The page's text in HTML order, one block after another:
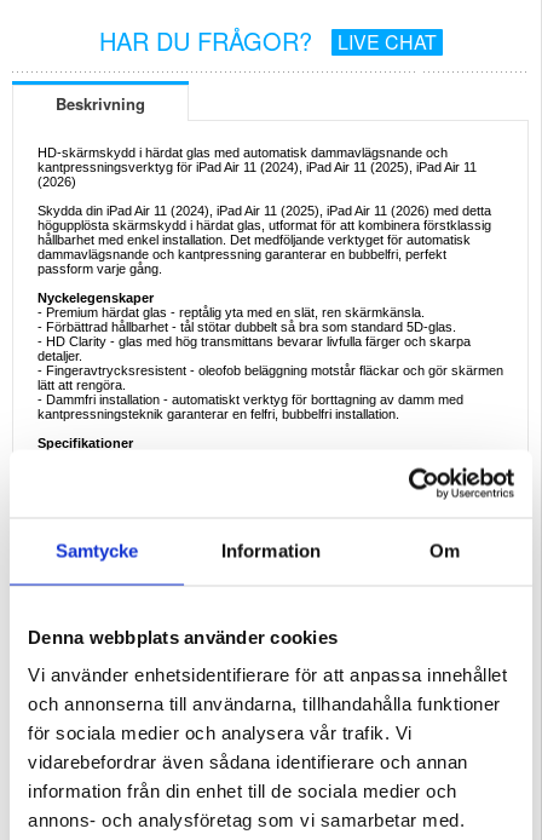
Samtycke Information Om
Denna webbplats använder cookies
Vi använder enhetsidentifierare för att anpassa innehållet
och annonserna till användarna, tillhandahålla funktioner
för sociala medier och analysera vår trafik. Vi
vidarebefordrar även sådana identifierare och annan
information från din enhet till de sociala medier och
annons- och analysföretag som vi samarbetar med.
HAR DU FRÅGOR? LIVE CHAT
Beskrivning
HD-skärmskydd i härdat glas med automatisk dammavlägsnande och
kantpressningsverktyg för iPad Air 11 (2024), iPad Air 11 (2025), iPad Air 11
(2026)
Skydda din iPad Air 11 (2024), iPad Air 11 (2025), iPad Air 11 (2026) med detta
högupplösta skärmskydd i härdat glas, utformat för att kombinera förstklassig
hållbarhet med enkel installation. Det medföljande verktyget för automatisk
dammavlägsnande och kantpressning garanterar en bubbelfri, perfekt
passform varje gång.
Nyckelegenskaper
- Premium härdat glas - reptålig yta med en slät, ren skärmkänsla.
- Förbättrad hållbarhet - tål stötar dubbelt så bra som standard 5D-glas.
- HD Clarity - glas med hög transmittans bevarar livfulla färger och skarpa
detaljer.
- Fingeravtrycksresistent - oleofob beläggning motstår fläckar och gör skärmen
lätt att rengöra.
- Dammfri installation - automatiskt verktyg för borttagning av damm med
kantpressningsteknik garanterar en felfri, bubbelfri installation.
Specifikationer
- 1 x Film av härdat glas
- 1 x Automatiskt verktyg för dammborttagning
Air 11 (2024), iPad Air 11 (2025), iPad Air 11 (2026) är skyddad från repor,
fingeravtryck och oavsiktliga fall, medan installationsverktyget gör det snabbt
Till skillnad från vanliga glasfilmer erbjuder det här skyddet militärtestad
för alla som värdesätter både skydd och bekvämlighet.
Intressant fakta
trycka ut luft och damm under appliceringen, vilket säkerställer en ren tätning
verkstäder.